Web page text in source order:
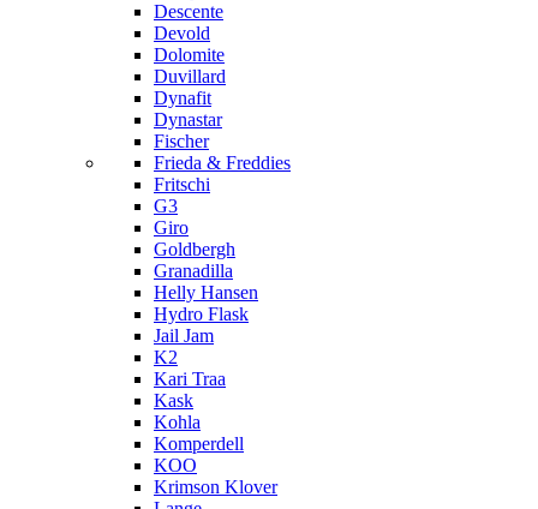
Descente
Devold
Dolomite
Duvillard
Dynafit
Dynastar
Fischer
Frieda & Freddies
Fritschi
G3
Giro
Goldbergh
Granadilla
Helly Hansen
Hydro Flask
Jail Jam
K2
Kari Traa
Kask
Kohla
Komperdell
KOO
Krimson Klover